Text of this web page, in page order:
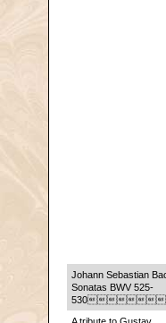
Johann Sebastian
Sonatas BWV 525-